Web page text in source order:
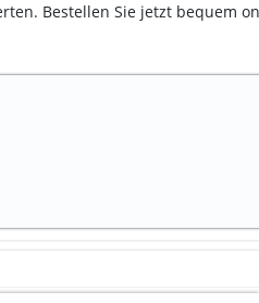
Bestellen Sie jetzt bequem